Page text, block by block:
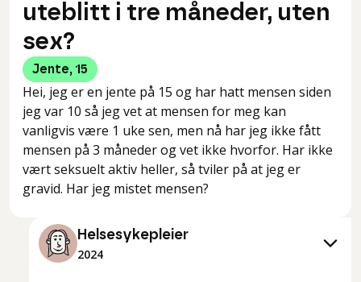
uteblitt i tre måneder, uten
sex?
Jente, 15
Hei, jeg er en jente på 15 og har hatt mensen siden
jeg var 10 så jeg vet at mensen for meg kan
vanligvis være 1 uke sen, men nå har jeg ikke fått
mensen på 3 måneder og vet ikke hvorfor. Har ikke
vært seksuelt aktiv heller, så tviler på at jeg er
gravid. Har jeg mistet mensen?
Helsesykepleier
2024